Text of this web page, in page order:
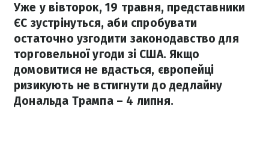
Уже у вівторок, 19 травня, представники
ЄС зустрінуться, аби спробувати
остаточно узгодити законодавство для
торговельної угоди зі США. Якщо
домовитися не вдасться, європейці
ризикують не встигнути до дедлайну
Дональда Трампа – 4 липня.